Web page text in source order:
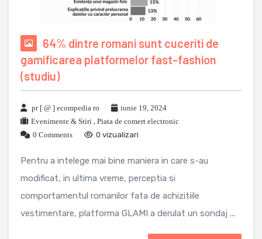
64% dintre romani sunt cuceriti de
gamificarea platformelor fast-fashion
(studiu)
pr [ @ ] ecompedia ro
iunie 19, 2024
Evenimente & Stiri , Piata de comert electronic
0 Comments
0 vizualizari
Pentru a intelege mai bine maniera in care s-au
modificat, in ultima vreme, perceptia si
comportamentul romanilor fata de achizitiile
vestimentare, platforma GLAMI a derulat un sondaj ...